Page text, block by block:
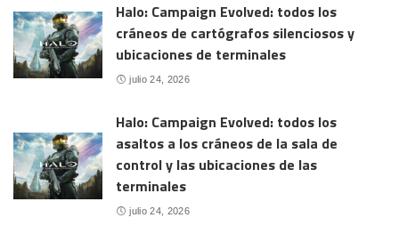
Halo: Campaign Evolved: todos los
cráneos de cartógrafos silenciosos y
ubicaciones de terminales
julio 24, 2026
Halo: Campaign Evolved: todos los
asaltos a los cráneos de la sala de
control y las ubicaciones de las
terminales
julio 24, 2026